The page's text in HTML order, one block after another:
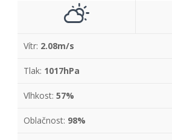
Vítr: 2.08m/s
Tlak: 1017hPa
Vlhkost: 57%
Oblačnost: 98%